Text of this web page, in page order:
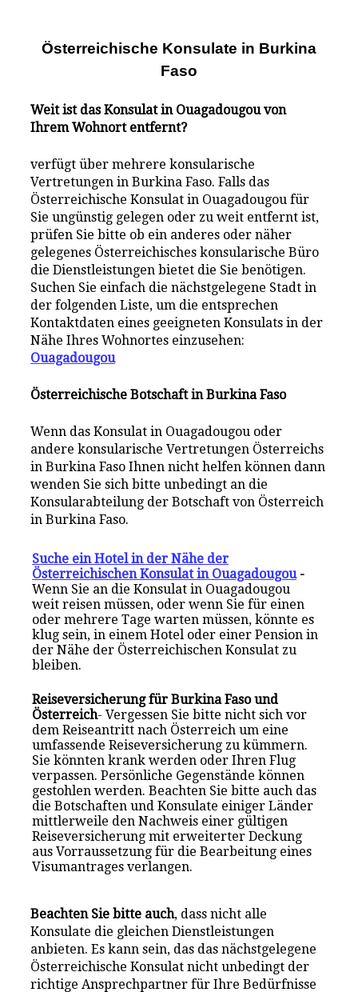
Österreichische Konsulate in Burkina
Faso
Weit ist das Konsulat in Ouagadougou von
Ihrem Wohnort entfernt?
verfügt über mehrere konsularische
Vertretungen in Burkina Faso. Falls das
Österreichische Konsulat in Ouagadougou für
Sie ungünstig gelegen oder zu weit entfernt ist,
prüfen Sie bitte ob ein anderes oder näher
gelegenes Österreichisches konsularische Büro
die Dienstleistungen bietet die Sie benötigen.
Suchen Sie einfach die nächstgelegene Stadt in
der folgenden Liste, um die entsprechen
Kontaktdaten eines geeigneten Konsulats in der
Nähe Ihres Wohnortes einzusehen:
Ouagadougou
Österreichische Botschaft in Burkina Faso
Wenn das Konsulat in Ouagadougou oder
andere konsularische Vertretungen Österreichs
in Burkina Faso Ihnen nicht helfen können dann
wenden Sie sich bitte unbedingt an die
Konsularabteilung der Botschaft von Österreich
in Burkina Faso.
Suche ein Hotel in der Nähe der
Österreichischen Konsulat in Ouagadougou-
Wenn Sie an die Konsulat in Ouagadougou
weit reisen müssen, oder wenn Sie für einen
oder mehrere Tage warten müssen, könnte es
klug sein, in einem Hotel oder einer Pension in
der Nähe der Österreichischen Konsulat zu
bleiben.
Reiseversicherung für Burkina Faso und
Österreich- Vergessen Sie bitte nicht sich vor
dem Reiseantritt nach Österreich um eine
umfassende Reiseversicherung zu kümmern.
Sie könnten krank werden oder Ihren Flug
verpassen. Persönliche Gegenstände können
gestohlen werden. Beachten Sie bitte auch das
die Botschaften und Konsulate einiger Länder
mittlerweile den Nachweis einer gültigen
Reiseversicherung mit erweiterter Deckung
aus Vorraussetzung für die Bearbeitung eines
Visumantrages verlangen.
Beachten Sie bitte auch, dass nicht alle
Konsulate die gleichen Dienstleistungen
anbieten. Es kann sein, das das nächstgelegene
Österreichische Konsulat nicht unbedingt der
richtige Ansprechpartner für Ihre Bedürfnisse